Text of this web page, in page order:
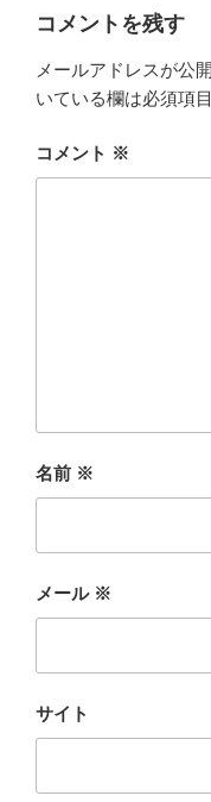
コメントを残す
メールアドレスが公
いている欄は必須項
コメント ※
名前 ※
メール ※
サイト